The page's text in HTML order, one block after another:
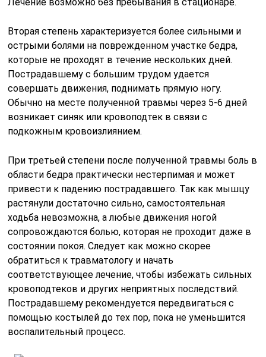
Вторая степень характеризуется более сильными и
острыми болями на поврежденном участке бедра,
которые не проходят в течение нескольких дней.
Пострадавшему с большим трудом удается
совершать движения, поднимать прямую ногу.
Обычно на месте полученной травмы через 5-6 дней
возникает синяк или кровоподтек в связи с
подкожным кровоизлиянием.
При третьей степени после полученной травмы боль в
области бедра практически нестерпимая и может
привести к падению пострадавшего. Так как мышцу
растянули достаточно сильно, самостоятельная
ходьба невозможна, а любые движения ногой
сопровождаются болью, которая не проходит даже в
состоянии покоя. Следует как можно скорее
обратиться к травматологу и начать
соответствующее лечение, чтобы избежать сильных
кровоподтеков и других неприятных последствий.
Пострадавшему рекомендуется передвигаться с
помощью костылей до тех пор, пока не уменьшится
воспалительный процесс.